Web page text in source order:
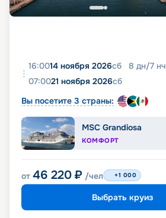
16:0014 ноября 2026сб 8 дн/7 нч
07:0021 ноября 2026сб
Вы посетите 3 страны:
MSC Grandiosa
КОМФОРТ
от 46 220 ₽ /чел +1 000
Выбрать круиз